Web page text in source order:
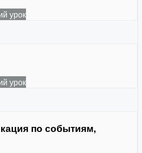
урок
урок
по событиям,